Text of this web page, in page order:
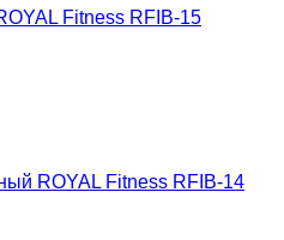
Fitness RFIB-15